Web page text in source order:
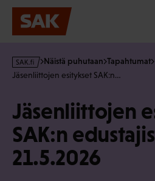
Hyppää
sisältöön
s
a
Näistä puhutaan Tapahtumat
Jäsenliittojen esitykset SAK:n…
Jäsenliittojen
SAK:n
21.5.2026